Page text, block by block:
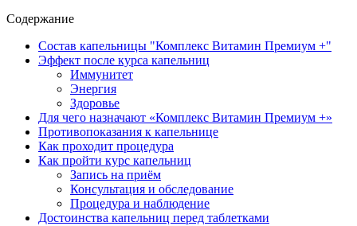
Содержание
Состав капельницы "Комплекс Витамин Премиум +"
Эффект после курса капельниц
Иммунитет
Энергия
Здоровье
Для чего назначают «Комплекс Витамин Премиум +»
Противопоказания к капельнице
Как проходит процедура
Как пройти курс капельниц
Запись на приём
Консультация и обследование
Процедура и наблюдение
Достоинства капельниц перед таблетками